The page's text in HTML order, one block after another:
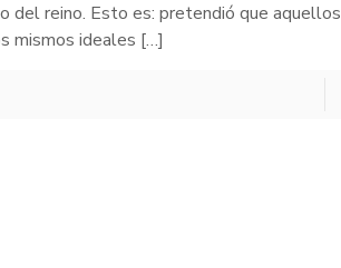
del reino. Esto es: pretendió que aquellos
mismos ideales […]